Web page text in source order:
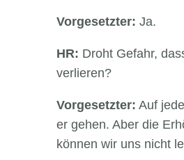
Vorgesetzter: Ja.
HR: Droht Gefahr,
verlieren?
Vorgesetzter: Auf
er gehen. Aber die
können wir uns nicht